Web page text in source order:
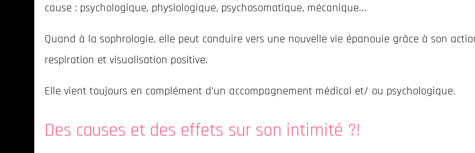
cause : psychologique, physiologique, psychosomatique, mécanique…
Quand à la sophrologie, elle peut conduire vers une nouvelle vie épanouie grâce à son
respiration et visualisation positive.
Elle vient toujours en complément d’un accompagnement médical et/ ou psychologique.
Des causes et des effets sur son intimité ?!